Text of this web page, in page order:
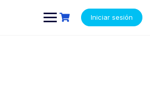
Iniciar sesión